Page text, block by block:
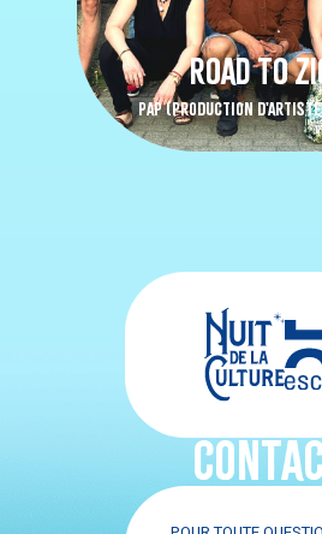
ROAD TO
PAP (PRODUCTION